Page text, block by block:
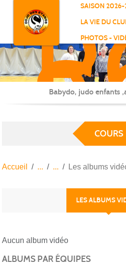
SAISON
LA VIE DU
PHOTOS -
Babydo, judo enfants
COURS
Accueil Les albums
LES ALBUMS
Aucun album vidéo
ALBUMS PAR ÉQUIPES
Panneau de gestion des cookies